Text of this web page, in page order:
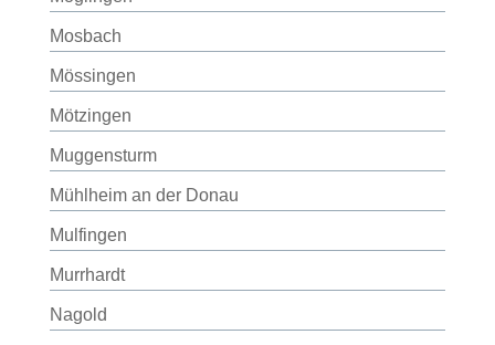
Mosbach
Mössingen
Mötzingen
Muggensturm
Mühlheim an der Donau
Mulfingen
Murrhardt
Nagold